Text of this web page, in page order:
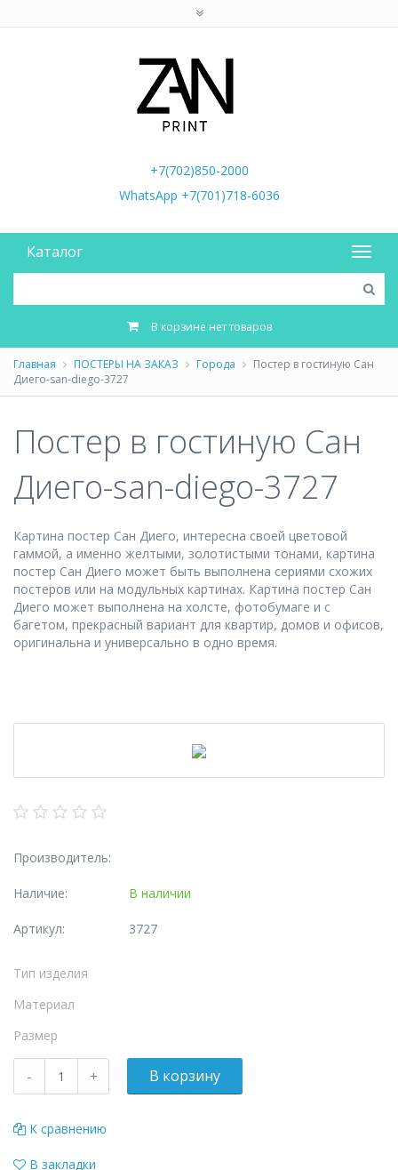
+7(702)850-2000
WhatsApp +7(701)718-6036
Каталог
В корзине нет товаров
Главная ПОСТЕРЫ НА ЗАКАЗ Города
Постер в гостиную Сан
Диего-san-diego-3727
Постер в гостиную Сан
Диего-san-diego-3727
Картина постер Сан Диего, интересна своей цветовой
гаммой, а именно желтыми, золотистыми тонами, картина
постер Сан Диего может быть выполнена сериями схожих
постеров или на модульных картинах. Картина постер Сан
Диего может выполнена на холсте, фотобумаге и с
багетом, прекрасный вариант для квартир, домов и офисов,
оригинальна и универсально в одно время.
Производитель:
Наличие: В наличии
Артикул: 3727
Тип изделия
Материал
Размер
К сравнению
В закладки